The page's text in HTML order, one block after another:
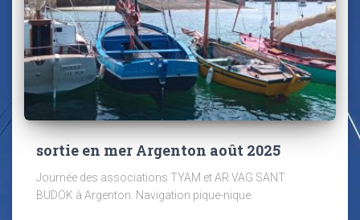
sortie en mer Argenton août 2025
Journée des associations TYAM et AR VAG SANT
BUDOK à Argenton. Navigation pique-nique.